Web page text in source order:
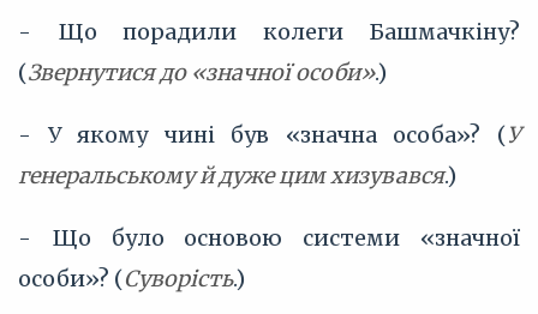
- Що порадили колеги Башмачкіну?
(Звернутися до «значної особи».)
- У якому чині був «значна особа»? (У
генеральському й дуже цим хизувався.)
- Що було основою системи «значної
особи»? (Суворість.)